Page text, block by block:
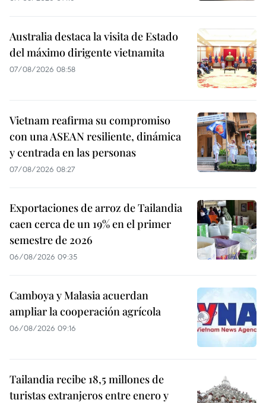
Australia destaca la visita de Estado
del máximo dirigente vietnamita
07/08/2026 08:58
Vietnam reafirma su compromiso
con una ASEAN resiliente, dinámica
y centrada en las personas
07/08/2026 08:27
Exportaciones de arroz de Tailandia
caen cerca de un 19% en el primer
semestre de 2026
06/08/2026 09:35
Camboya y Malasia acuerdan
ampliar la cooperación agrícola
06/08/2026 09:16
Tailandia recibe 18,5 millones de
turistas extranjeros entre enero y